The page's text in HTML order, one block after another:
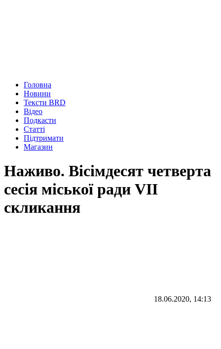
Головна
Новини
Тексти BRD
Відео
Подкасти
Статті
Підтримати
Магазин
Наживо. Вісімдесят четверта
сесія міської ради VIІ
скликання
18.06.2020, 14:13